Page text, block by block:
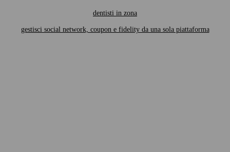
dentisti in zona
gestisci social network, coupon e fidelity da una sola piattaforma